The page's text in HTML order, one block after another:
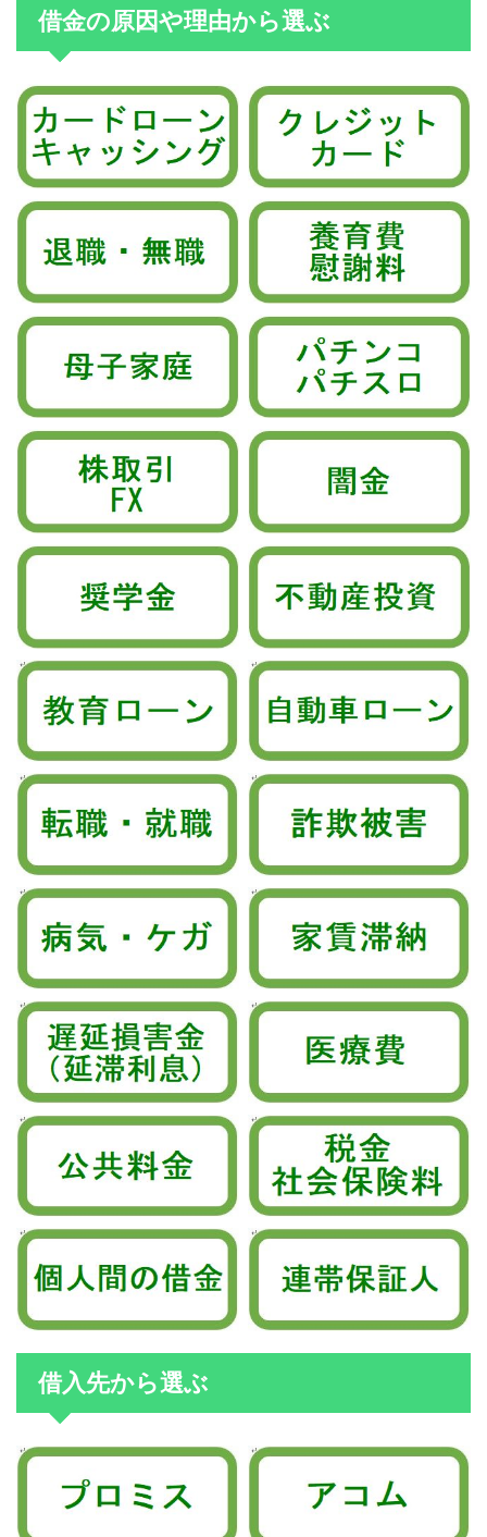
借金の原因や理由から選ぶ
借入先から選ぶ